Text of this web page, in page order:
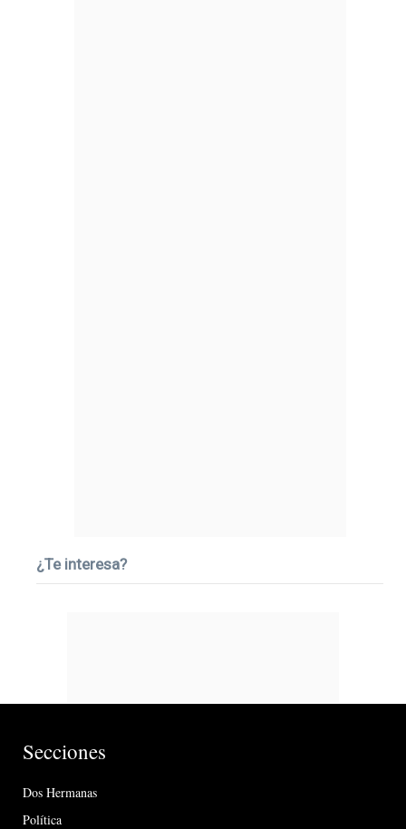
¿Te interesa?
Secciones
Dos Hermanas
Política